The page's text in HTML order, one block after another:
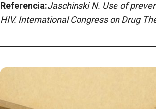
Referencia:Jaschinski N. Use of
HIV. International Congress on Drug